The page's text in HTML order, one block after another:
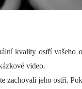
kvality ostří vašeho
video.
zachovali jeho ostří.